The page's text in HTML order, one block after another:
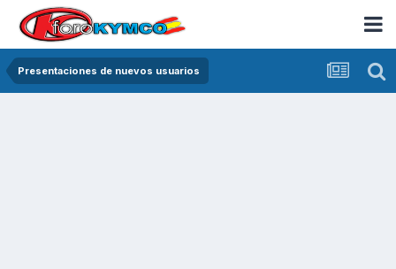
Presentaciones de nuevos usuarios